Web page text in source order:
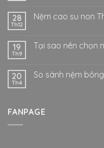
28
Th12
Nệm cao su non
19
Th9
Tại sao nên chọn
20
Th4
So sánh nệm
FANPAGE